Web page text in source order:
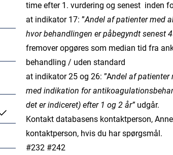
time efter 1. vurdering og senest inden
at indikator 17: ”Andel af patienter med
hvor behandlingen er påbegyndt senest
fremover opgøres som median tid fra
behandling / uden standard
at indikator 25 og 26: ”Andel af patienter
med indikation for
det er indiceret) efter 1 og 2 år” udgår.
Kontakt databasens kontaktperson,
kontaktperson, hvis du har spørgsmål.
#232 #242